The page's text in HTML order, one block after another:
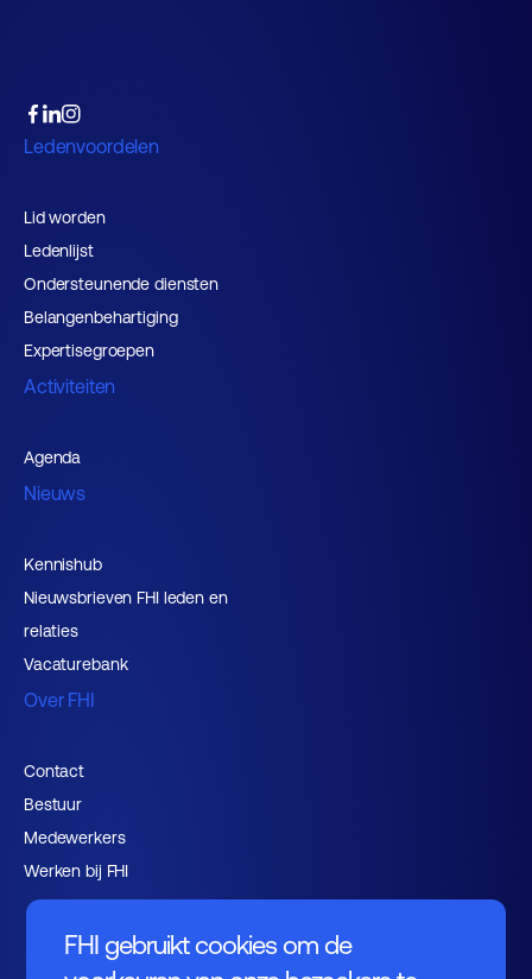
FHI gebruikt cookies om de
Ledenvoordelen
Lid worden
Ledenlijst
Ondersteunende diensten
Belangenbehartiging
Expertisegroepen
Activiteiten
Agenda
Nieuws
Kennishub
Nieuwsbrieven FHI leden en
relaties
Vacaturebank
Over FHI
Contact
Bestuur
Medewerkers
Werken bij FHI